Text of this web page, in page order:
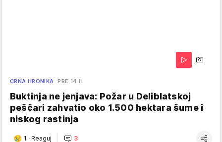
CRNA HRONIKA PRE 14 H
Buktinja ne jenjava: Požar u Deliblatskoj
peščari zahvatio oko 1.500 hektara šume i
niskog rastinja
1 · Reaguj 3